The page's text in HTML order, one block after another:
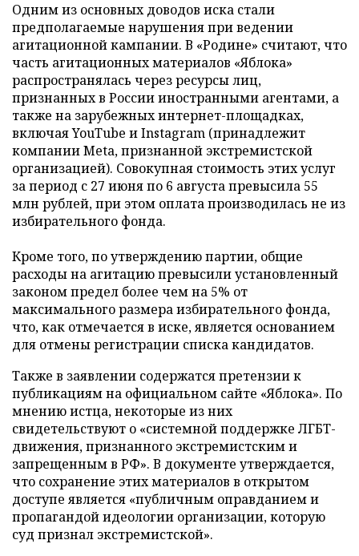
Одним из основных доводов иска стали
предполагаемые нарушения при ведении
агитационной кампании. В «Родине» считают, что
часть агитационных материалов «Яблока»
распространялась через ресурсы лиц,
признанных в России иностранными агентами, а
также на зарубежных интернет-площадках,
включая YouTube и Instagram (принадлежит
компании Meta, признанной экстремистской
организацией). Совокупная стоимость этих услуг
за период с 27 июня по 6 августа превысила 55
млн рублей, при этом оплата производилась не из
избирательного фонда.
Кроме того, по утверждению партии, общие
расходы на агитацию превысили установленный
законом предел более чем на 5% от
максимального размера избирательного фонда,
что, как отмечается в иске, является основанием
для отмены регистрации списка кандидатов.
Также в заявлении содержатся претензии к
публикациям на официальном сайте «Яблока». По
мнению истца, некоторые из них
свидетельствуют о «системной поддержке ЛГБТ-
движения, признанного экстремистским и
запрещенным в РФ». В документе утверждается,
что сохранение этих материалов в открытом
доступе является «публичным оправданием и
пропагандой идеологии организации, которую
суд признал экстремистской».